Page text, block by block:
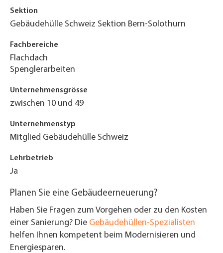
Sektion
Gebäudehülle Schweiz Sektion Bern-Solothurn
Fachbereiche
Flachdach
Spenglerarbeiten
Unternehmensgrösse
zwischen 10 und 49
Unternehmenstyp
Mitglied Gebäudehülle Schweiz
Lehrbetrieb
Ja
Planen Sie eine Gebäudeerneuerung?
Haben Sie Fragen zum Vorgehen oder zu den Kosten
einer Sanierung? Die Gebäudehüllen-Spezialisten
helfen Ihnen kompetent beim Modernisieren und
Energiesparen.